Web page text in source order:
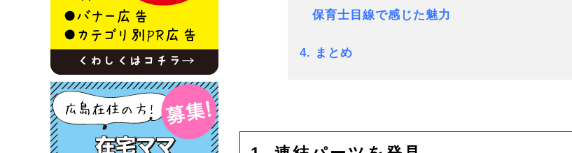
保育士目線で感じた魅力
4. まとめ